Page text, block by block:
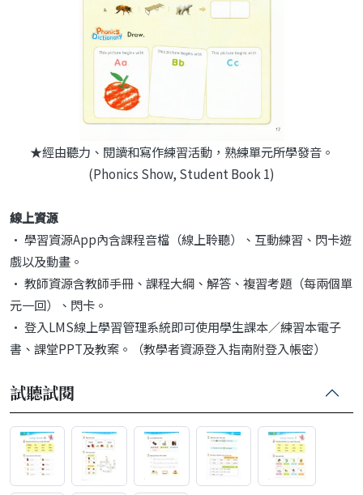
★經由聽力、閱讀和寫作練習活動，熟練單元所學發音。
(Phonics Show, Student Book 1)
線上資源
• 學習資源App內含課程音檔（線上聆聽）、互動練習、閃卡遊
戲以及動畫。
• 教師資源含教師手冊、課程大綱、解答、複習考題（每兩個單
元一回）、閃卡。
​​​​​​​• 登入LMS線上學習管理系統即可使用學生課本／練習本電子
書、課堂PPT及教案。（教學者資源登入指南附登入帳密）
試聽試閱